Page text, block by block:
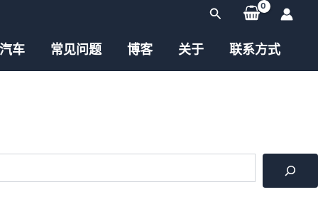
搜
汽车
常见问题 博客 关于 联系方式